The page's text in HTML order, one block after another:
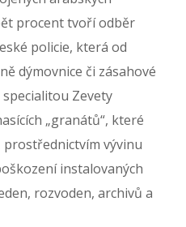
procent tvoří odběr
policie, která od
dýmovnice či zásahové
Zevety
„granátů“, které
vývinu
instalovaných
rozvoden, archivů a